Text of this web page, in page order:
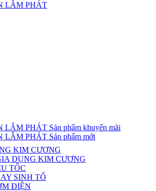
Sản phẩm khuyến mãi
Sản phẩm mới
KIM CƯƠNG
DỤNG KIM CƯƠNG
TỐC
SINH TỐ
ĐIỆN